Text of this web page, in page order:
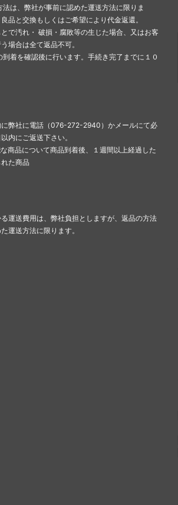
法は、弊社が事前に認めた運送方法に限りま
品と交換もしくはご希望により代金返還。
で汚れ・ 破損・腐敗等の生じた場合、又はお客
場合は全て返品不可。
着を確認後に行います。手続き完了までに１０
に弊社に電話（076-272-2940）かメールにて必
内にご返送下さい。
商品について商品到着後、１週間以上経過した
た商品
運送費用は、弊社負担としますが、返品の方法
運送方法に限ります。